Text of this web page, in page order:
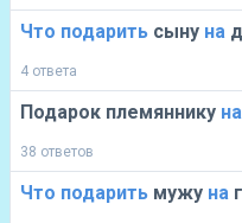
Что подарить сыну на
4 ответа
Подарок племяннику на
38 ответов
Что подарить мужу на